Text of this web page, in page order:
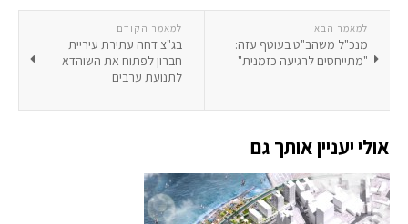
למאמר הקודם
בג"צ דחה עתירת עיריית
חברון לפתוח את השוהדא
לתנועת ערבים
למאמר הבא
מנכ"ל משהב"ט בעוטף עזה:
"מתייחסים לרגיעה כזמנית"
אולי יעניין אותך גם